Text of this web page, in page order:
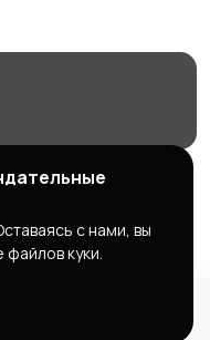
| Работа |
5609203278 ОГРН
с нами, вы
куки.